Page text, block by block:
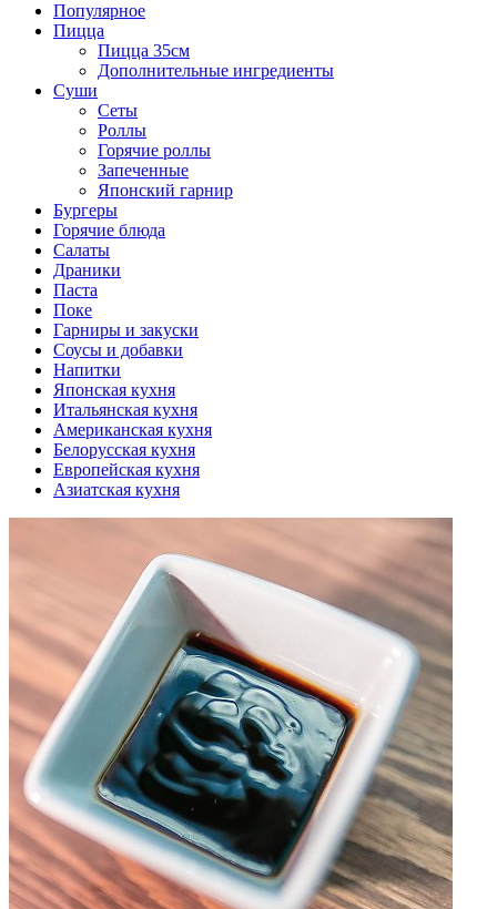
Популярное
Пицца
Пицца 35см
Дополнительные ингредиенты
Суши
Сеты
Роллы
Горячие роллы
Запеченные
Японский гарнир
Бургеры
Горячие блюда
Салаты
Драники
Паста
Поке
Гарниры и закуски
Соусы и добавки
Напитки
Японская кухня
Итальянская кухня
Американская кухня
Белорусская кухня
Европейская кухня
Азиатская кухня